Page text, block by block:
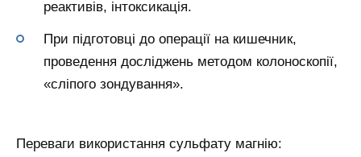
реактивів, інтоксикація.
При підготовці до операції на кишечник,
проведення досліджень методом колоноскопії,
«сліпого зондування».
Переваги використання сульфату магнію: